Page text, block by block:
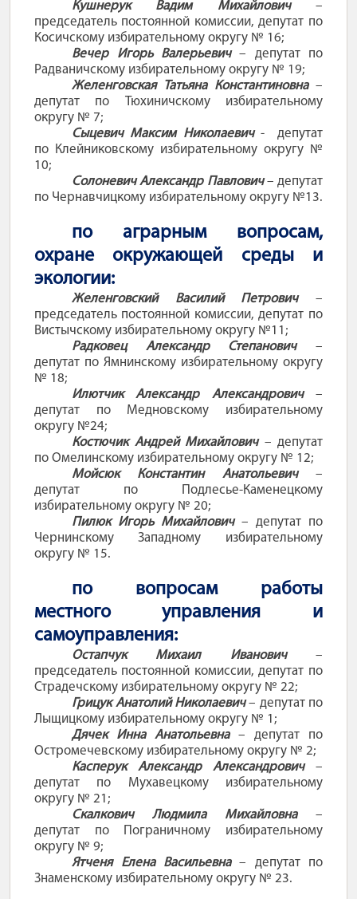
Кушнерук Вадим Михайлович–
председатель постоянной комиссии, депутат по
Косичскому избирательному округу № 16;
Вечер Игорь Валерьевич– депутат по
Радваничскому избирательному округу № 19;
Желенговская Татьяна Константиновна–
депутат по Тюхиничскому избирательному
округу № 7;
Сыцевич Максим Николаевич- депутат
по Клейниковскому избирательному округу №
10;
Солоневич Александр Павлович– депутат
по Чернавчицкому избирательному округу №13.
по аграрным вопросам,
охране окружающей среды и
экологии:
Желенговский Василий Петрович–
председатель постоянной комиссии, депутат по
Вистычскому избирательному округу №11;
Радковец Александр Степанович–
депутат по Ямнинскому избирательному округу
№ 18;
Илютчик Александр Александрович–
депутат по Медновскому избирательному
округу №24;
Костючик Андрей Михайлович– депутат
по Омелинскому избирательному округу № 12;
Мойсюк Константин Анатольевич–
депутат по Подлесье-Каменецкому
избирательному округу № 20;
Пилюк Игорь Михайлович– депутат по
Чернинскому Западному избирательному
округу № 15.
по вопросам работы
местного управления и
самоуправления:
Остапчук Михаил Иванович–
председатель постоянной комиссии, депутат по
Страдечскому избирательному округу № 22;
Грицук Анатолий Николаевич– депутат по
Лыщицкому избирательному округу № 1;
Дячек Инна Анатольевна– депутат по
Остромечевскому избирательному округу № 2;
Касперук Александр Александрович–
депутат по Мухавецкому избирательному
округу № 21;
Скалкович Людмила Михайловна–
депутат по Пограничному избирательному
округу № 9;
Ятченя Елена Васильевна– депутат по
Знаменскому избирательному округу № 23.